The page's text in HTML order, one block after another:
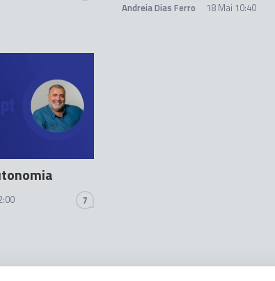
Andreia Dias Ferro 18 Mai 10:40
7